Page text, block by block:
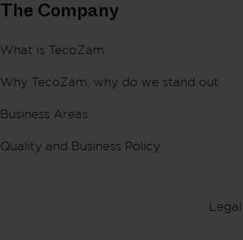
The Company
What is TecoZam
Why TecoZam, why do we stand out
Business Areas
Quality and Business Policy